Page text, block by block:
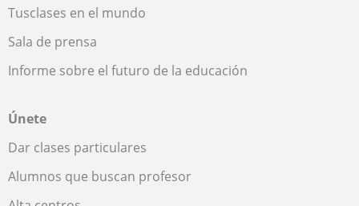
Tusclases en el mundo
Sala de prensa
Informe sobre el futuro de la educación
Únete
Dar clases particulares
Alumnos que buscan profesor